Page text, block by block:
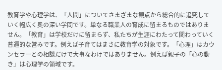
教育学や心理学は、「人間」についてさまざまな観点から総合的に追究して
いく幅広く奥の深い学問です。単なる職業人の育成に留まるものではありま
せん。「教育」は学校だけに留まらず、私たちが生涯にわたって関わっていく
普遍的な営みです。例えば子育てはまさに教育学の対象です。「心理」はカウ
ンセラーとの相談だけで大事なわけではありません。例えば親子の「心の動
き」は心理学の領域です。